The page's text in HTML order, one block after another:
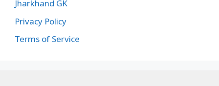
Jharkhand GK
Privacy Policy
Terms of Service